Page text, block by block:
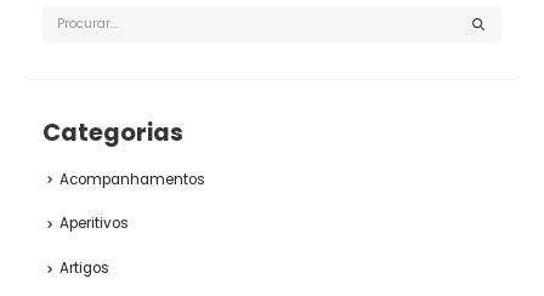
Categorias
Acompanhamentos
Aperitivos
Artigos